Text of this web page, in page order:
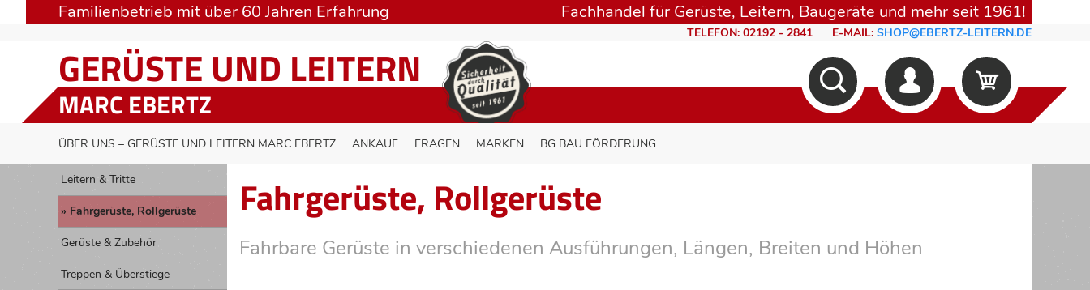
Familienbetrieb mit über 60 Jahren Erfahrung Fachhandel für Gerüste, Leitern, Baugeräte und mehr seit 1961!
TELEFON: 02192 - 2841 E-MAIL: SHOP@EBERTZ-LEITERN.DE
GERÜSTE UND LEITERN
MARC EBERTZ
ÜBER UNS – GERÜSTE UND LEITERN MARC EBERTZ ANKAUF FRAGEN MARKEN BG BAU FÖRDERUNG
Leitern & Tritte
Fahrgerüste, Rollgerüste
Gerüste & Zubehör
Treppen & Überstiege
Fahrgerüste, Rollgerüste
Fahrbare Gerüste in verschiedenen Ausführungen, Längen, Breiten und Höhen